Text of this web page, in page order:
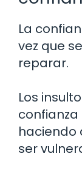
La
vez que
reparar.
Los
haciendo
ser